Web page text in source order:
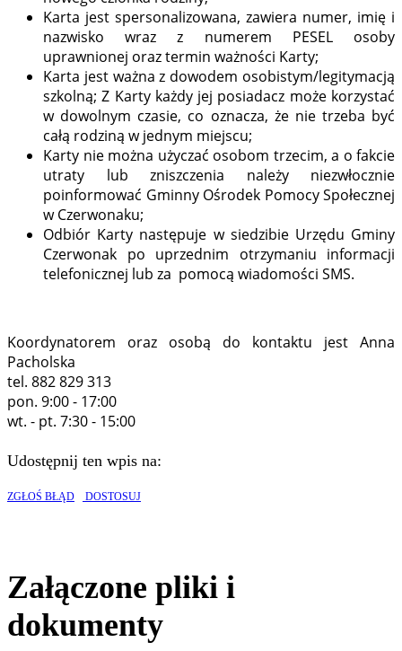
Karta jest spersonalizowana, zawiera numer, imię i
nazwisko wraz z numerem PESEL osoby
uprawnionej oraz termin ważności Karty;
Karta jest ważna z dowodem osobistym/legitymacją
szkolną; Z Karty każdy jej posiadacz może korzystać
w dowolnym czasie, co oznacza, że nie trzeba być
całą rodziną w jednym miejscu;
Karty nie można użyczać osobom trzecim, a o fakcie
utraty lub zniszczenia należy niezwłocznie
poinformować Gminny Ośrodek Pomocy Społecznej
w Czerwonaku;
Odbiór Karty następuje w siedzibie Urzędu Gminy
Czerwonak po uprzednim otrzymaniu informacji
telefonicznej lub za pomocą wiadomości SMS.
Koordynatorem oraz osobą do kontaktu jest Anna
Pacholska
tel. 882 829 313
pon. 9:00 - 17:00
wt. - pt. 7:30 - 15:00
Udostępnij ten wpis na:
ZGŁOŚ BŁĄD DOSTOSUJ
Załączone pliki i
dokumenty